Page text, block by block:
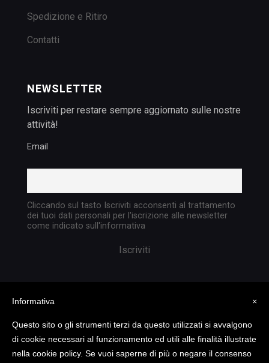
Spedizione e Ritiro
Contatti
NEWSLETTER
Iscriviti per restare sempre aggiornato sulle nostre
attività!
Email
Cliccando sul tasto Iscriviti acconsenti al trattamento
dei tuoi dati personali per l'iscrizione alle newsletter
come indicato sull'informativa
Copyright @ 2023 TATTICA S.R.L. | All rights
×
Informativa
Questo sito o gli strumenti terzi da questo utilizzati si avvalgono
di cookie necessari al funzionamento ed utili alle finalità illustrate
nella cookie policy. Se vuoi saperne di più o negare il consenso